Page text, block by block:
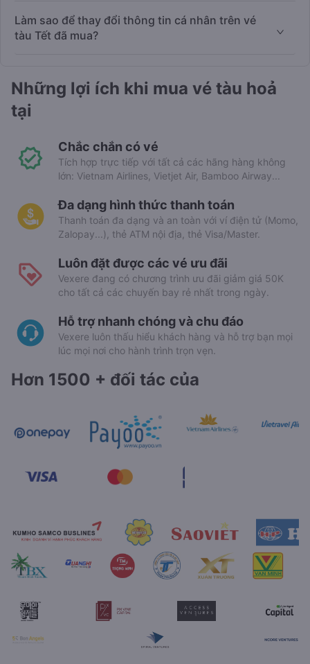
Làm sao để thay đổi thông tin cá nhân trên vé
tàu Tết đã mua?
Những lợi ích khi mua vé tàu hoả
tại
Chắc chắn có vé
Tích hợp trực tiếp với tất cả các hãng hàng không
lớn: Vietnam Airlines, Vietjet Air, Bamboo Airway...
Đa dạng hình thức thanh toán
Thanh toán đa dạng và an toàn với ví điện tử (Momo,
Zalopay...), thẻ ATM nội địa, thẻ Visa/Master.
Luôn đặt được các vé ưu đãi
Vexere đang có chương trình ưu đãi giảm giá 50K
cho tất cả các chuyến bay rẻ nhất trong ngày.
Hỗ trợ nhanh chóng và chu đáo
Vexere luôn thấu hiểu khách hàng và hỗ trợ bạn mọi
lúc mọi nơi cho hành trình trọn vẹn.
Hơn 1500 + đối tác của